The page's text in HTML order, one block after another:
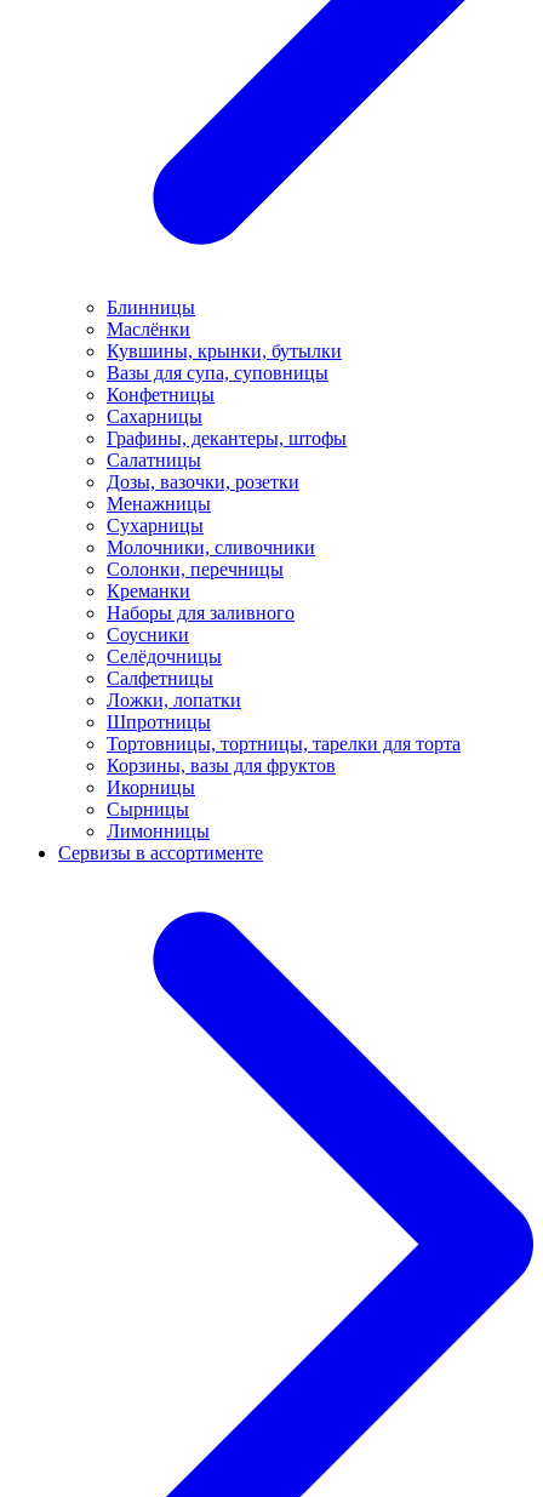
Блинницы
Маслёнки
Кувшины, крынки, бутылки
Вазы для супа, суповницы
Конфетницы
Сахарницы
Графины, декантеры, штофы
Салатницы
Дозы, вазочки, розетки
Менажницы
Сухарницы
Молочники, сливочники
Солонки, перечницы
Креманки
Наборы для заливного
Соусники
Селёдочницы
Салфетницы
Ложки, лопатки
Шпротницы
Тортовницы, тортницы, тарелки для торта
Корзины, вазы для фруктов
Икорницы
Сырницы
Лимонницы
Сервизы в ассортименте